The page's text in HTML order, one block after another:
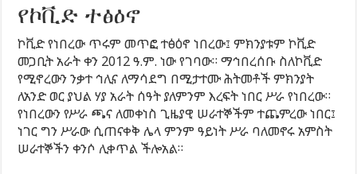
የኮቪድ ተፅዕኖ
ኮቪድ የነበረው ጥሩም መጥፎ ተፅዕኖ ነበረው፤ ምክንያቱም ኮቪድ
መጋቢት አራት ቀን 2012 ዓ.ም. ነው የገባው። ማኅበረሰቡ ስለኮቪድ
የሚኖረውን ንቃተ ኅሊና ለማሳደግ በሚታተሙ ሕትመቶች ምክንያት
ለአንድ ወር ያህል ሃያ አራት ሰዓት ያለምንም እረፍት ነበር ሥራ የነበረው።
የነበረውን የሥራ ጫና ለመቀነስ ጊዜያዊ ሠራተኞችም ተጨምረው ነበር፤
ነገር ግን ሥራው ሲጠናቀቅ ሌላ ምንም ዓይነት ሥራ ባለመኖሩ አምስት
ሠራተኞችን ቀንሶ ሊቀጥል ችሎአል።